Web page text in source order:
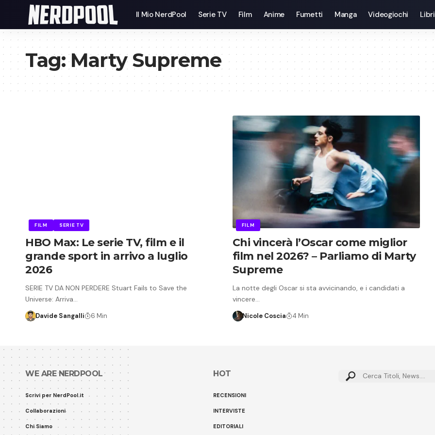
Il Mio NerdPool Serie TV Film Anime Fumetti Manga Videogiochi Libri
Tag:Marty Supreme
FILM SERIE TV
HBO Max: Le serie TV, film e il
grande sport in arrivo a luglio
2026
SERIE TV DA NON PERDERE Stuart Fails to Save the
Universe: Arriva…
Davide Sangalli 6 Min
FILM
Chi vincerà l’Oscar come miglior
film nel 2026? – Parliamo di Marty
Supreme
La notte degli Oscar si sta avvicinando, e i candidati a
vincere…
Nicole Coscia 4 Min
WE ARE NERDPOOL
Scrivi per NerdPool.it
Collaborazioni
Chi Siamo
HOT
RECENSIONI
INTERVISTE
EDITORIALI
Cerca: